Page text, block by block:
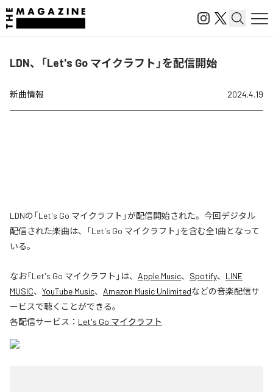
LDN、「Let's Go マイクラフト」を配信開始
新曲情報 2024.4.19
LDNの「Let's Go マイクラフト」が配信開始された。今回デジタル
配信された楽曲は、「Let's Go マイクラフト」を含む全1曲となって
いる。
なお「Let's Go マイクラフト 」は、 Apple Music、 Spotify、 LINE
MUSIC、 YouTube Music、 Amazon Music Unlimitedなどの音楽配信サ
ービスで聴くことができる。
各配信サービス： Let's Go マイクラフト